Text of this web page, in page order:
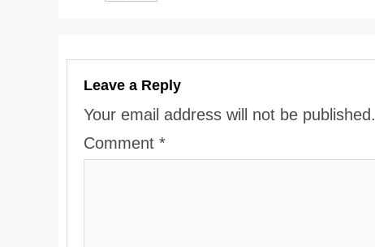
Leave a Reply
Your email address will not be published.
Comment *